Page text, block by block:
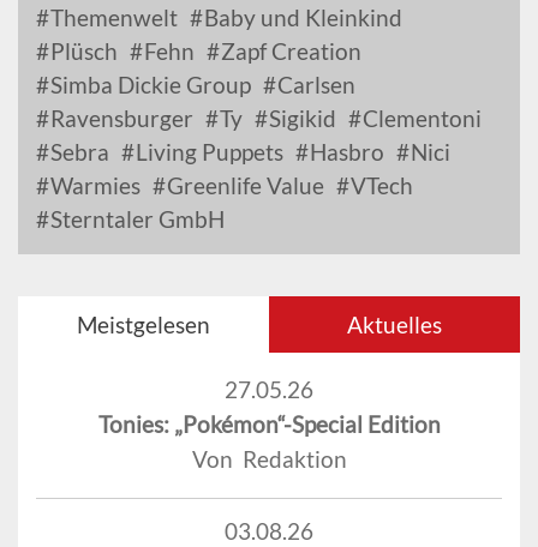
Themenwelt
Baby und Kleinkind
Plüsch
Fehn
Zapf Creation
Simba Dickie Group
Carlsen
Ravensburger
Ty Sigikid
Clementoni
Sebra
Living Puppets Hasbro
Nici
Warmies
Greenlife Value
VTech
Sterntaler GmbH
Meistgelesen Aktuelles
27.05.26
Tonies: „Pokémon“-Special Edition
Von Redaktion
03.08.26